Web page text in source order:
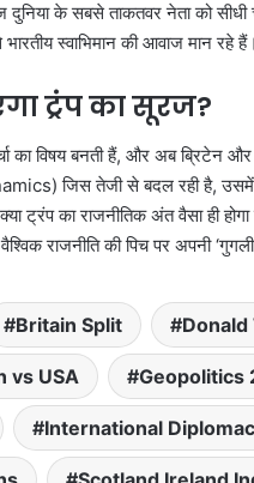
के सबसे ताकतवर नेता को सीधी
स्वाभिमान की आवाज मान रहे हैं।
ट्रंप का सूरज?
का विषय बनती हैं, और अब
जिस तेजी से बदल रही है, उसमें
ट्रंप का राजनीतिक अंत वैसा ही
राजनीति की पिच पर अपनी
Britain Split
vs USA Geopolitics
International